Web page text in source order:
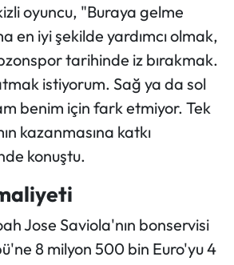
oyuncu, "Buraya gelme
en iyi şekilde yardımcı olmak,
tarihinde iz bırakmak.
istiyorum. Sağ ya da sol
benim için fark etmiyor. Tek
kazanmasına katkı
konuştu.
Jose Saviola'nın bonservisi
8 milyon 500 bin Euro'yu 4